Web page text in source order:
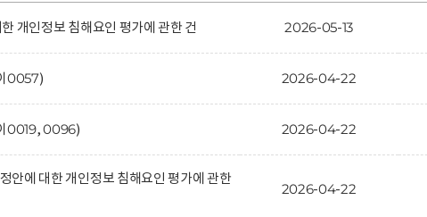
개인정보 침해요인 평가에 관한 건 2026-05-13
0057) 2026-04-22
0019, 0096) 2026-04-22
안에 대한 개인정보 침해요인 평가에 관한
2026-04-22